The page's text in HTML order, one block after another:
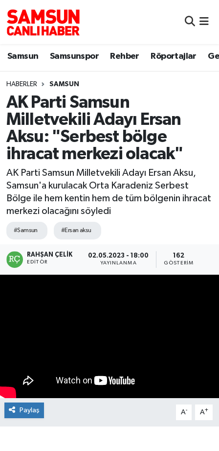
Samsun Samsunspor Rehber Röportajlar
HABERLER SAMSUN
AK Parti Samsun
Milletvekili Adayı Ersan
Aksu: "Serbest bölge
ihracat merkezi olacak"
AK Parti Samsun Milletvekili Adayı Ersan Aksu,
Samsun'a kurulacak Orta Karadeniz Serbest
Bölge ile hem kentin hem de tüm bölgenin ihracat
merkezi olacağını söyledi
#Samsun #Ersan aksu
RAHŞAN ÇELIK
EDITÖR
02.05.2023 - 18:00
YAYINLANMA
162
GÖSTERIM
Paylaş A- A+
Samsun
Sokak Röportajları
Genel
Dünya
Eğitim
Sağlık
Yemek
Samsun Nöbetçi Eczaneler
Samsun Hava Durumu
Samsun Namaz Vakitleri
Samsun Trafik Yoğunluk Haritası
Süper Lig Puan Durumu ve Fikstür
Tüm Manşetler
Son Dakika Haberleri
Haber Arşivi